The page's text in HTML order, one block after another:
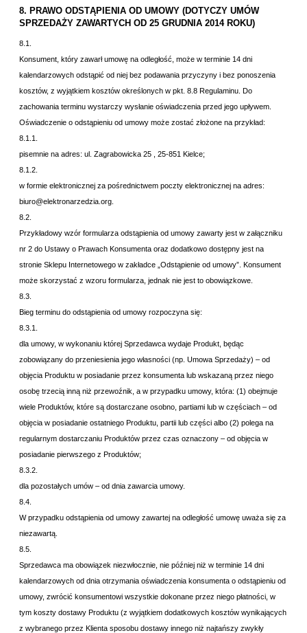
8. PRAWO ODSTĄPIENIA OD UMOWY (DOTYCZY UMÓW
SPRZEDAŻY ZAWARTYCH OD 25 GRUDNIA 2014 ROKU)
8.1.
Konsument, który zawarł umowę na odległość, może w terminie 14 dni
kalendarzowych odstąpić od niej bez podawania przyczyny i bez ponoszenia
kosztów, z wyjątkiem kosztów określonych w pkt. 8.8 Regulaminu. Do
zachowania terminu wystarczy wysłanie oświadczenia przed jego upływem.
Oświadczenie o odstąpieniu od umowy może zostać złożone na przykład:
8.1.1.
pisemnie na adres: ul. Zagrabowicka 25 , 25-851 Kielce;
8.1.2.
w formie elektronicznej za pośrednictwem poczty elektronicznej na adres:
biuro@elektronarzedzia.org.
8.2.
Przykładowy wzór formularza odstąpienia od umowy zawarty jest w załączniku
nr 2 do Ustawy o Prawach Konsumenta oraz dodatkowo dostępny jest na
stronie Sklepu Internetowego w zakładce „ Odstąpienie od umowy”. Konsument
może skorzystać z wzoru formularza, jednak nie jest to obowiązkowe.
8.3.
Bieg terminu do odstąpienia od umowy rozpoczyna się:
8.3.1.
dla umowy, w wykonaniu której Sprzedawca wydaje Produkt, będąc
zobowiązany do przeniesienia jego własności (np. Umowa Sprzedaży) – od
objęcia Produktu w posiadanie przez konsumenta lub wskazaną przez niego
osobę trzecią inną niż przewoźnik, a w przypadku umowy, która: (1) obejmuje
wiele Produktów, które są dostarczane osobno, partiami lub w częściach – od
objęcia w posiadanie ostatniego Produktu, partii lub części albo (2) polega na
regularnym dostarczaniu Produktów przez czas oznaczony – od objęcia w
posiadanie pierwszego z Produktów;
8.3.2.
dla pozostałych umów – od dnia zawarcia umowy.
8.4.
W przypadku odstąpienia od umowy zawartej na odległość umowę uważa się za
niezawartą.
8.5.
Sprzedawca ma obowiązek niezwłocznie, nie później niż w terminie 14 dni
kalendarzowych od dnia otrzymania oświadczenia konsumenta o odstąpieniu od
umowy, zwrócić konsumentowi wszystkie dokonane przez niego płatności, w
tym koszty dostawy Produktu (z wyjątkiem dodatkowych kosztów wynikających
z wybranego przez Klienta sposobu dostawy innego niż najtańszy zwykły